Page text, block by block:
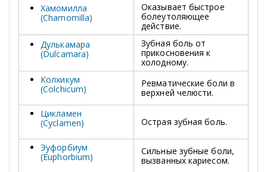
Хамомилла
(Chamomilla)
Оказывает быстрое
болеутоляющее
действие.
Дулькамара
(Dulcamara)
Зубная боль от
прикосновения к
холодному.
Колхикум
(Colchicum)
Ревматические боли в
верхней челюсти.
Цикламен
(Cyclamen)
Острая зубная боль.
Эуфорбиум
(Euphorbium)
Сильные зубные боли,
вызванных кариесом.